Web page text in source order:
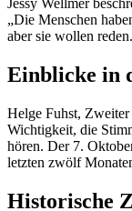
Jessy Wellmer
„Die Menschen
aber sie wollen
Einblicke in
Helge Fuhst,
Wichtigkeit, die
hören. Der 7.
letzten zwölf
Historische